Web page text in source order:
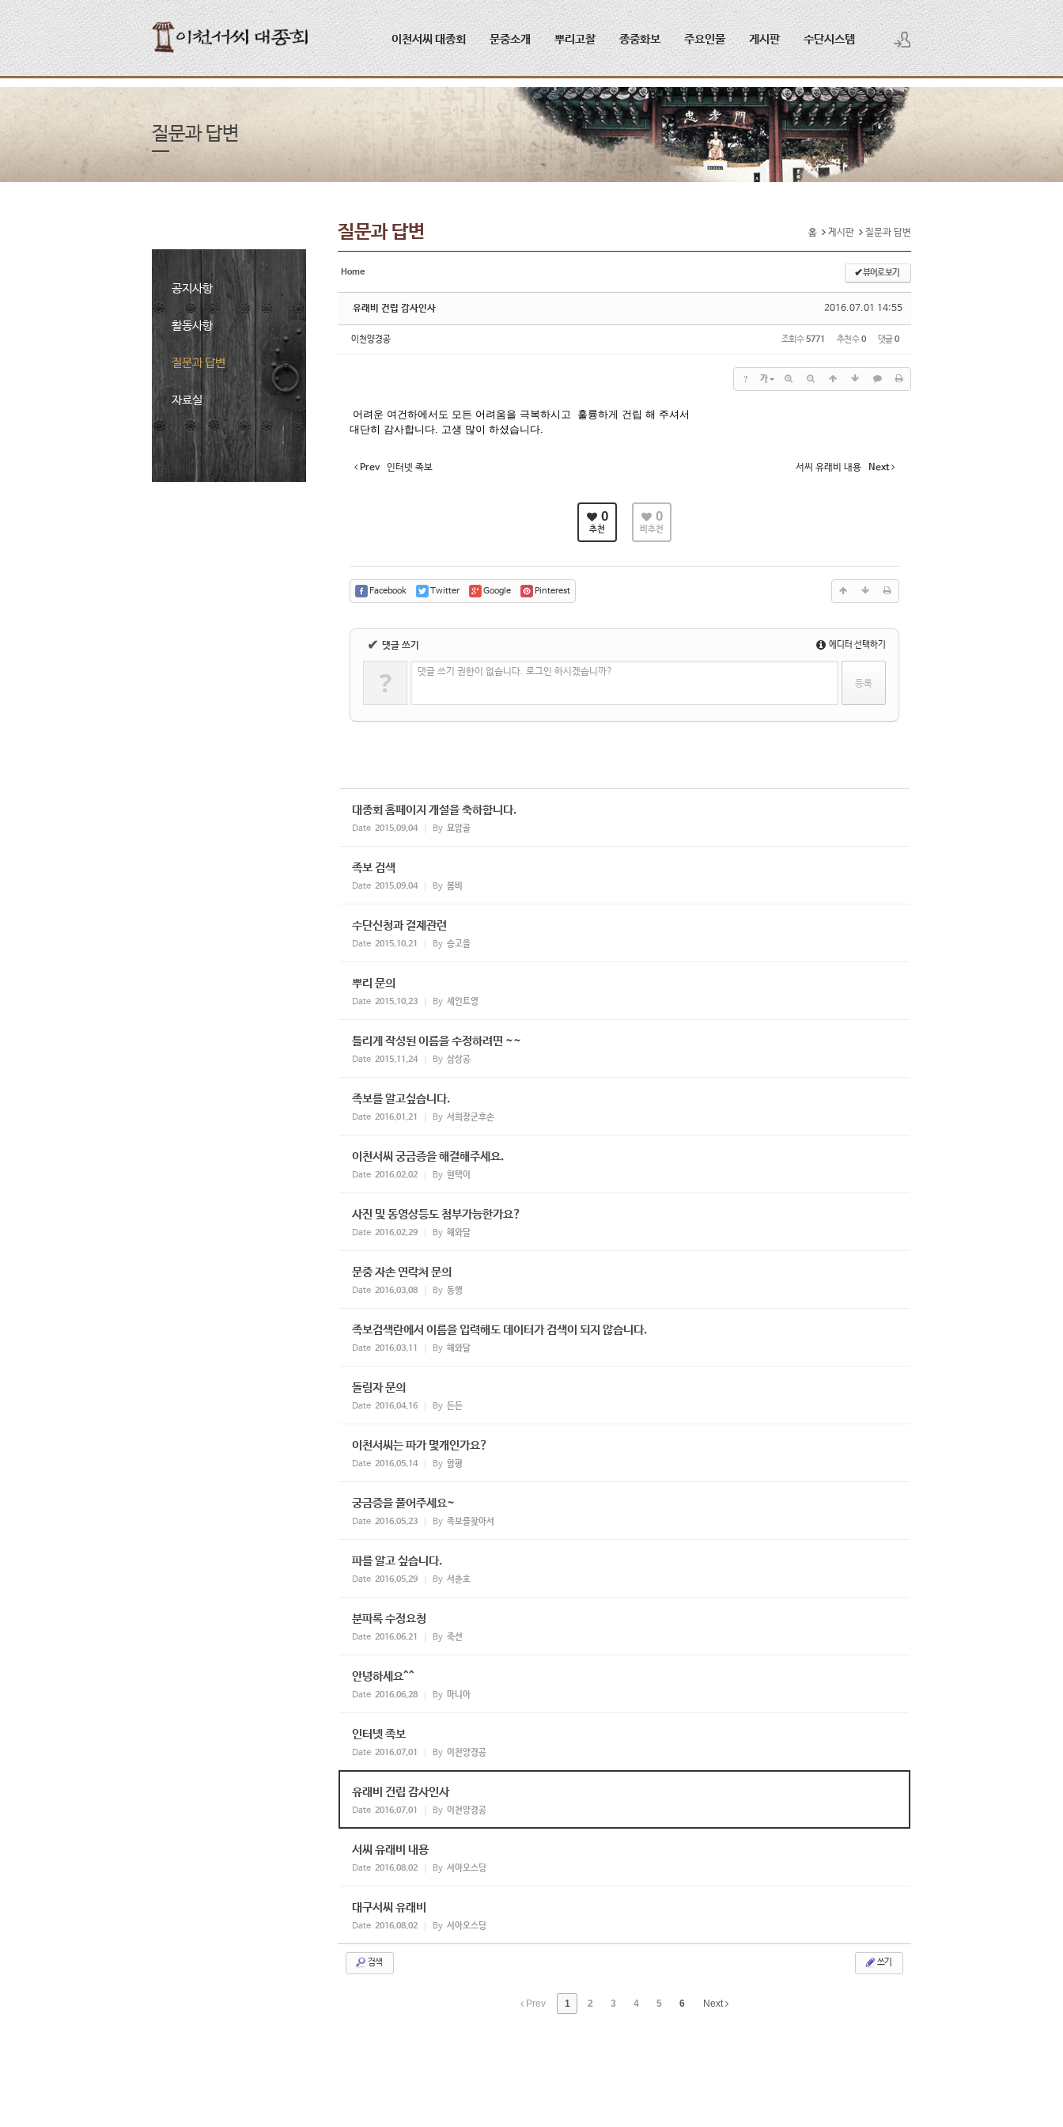
메뉴 건너뛰기
로그인
회원가입
이천서씨 대종회 문중소개 뿌리고찰 종중화보 주요인물 게시판 수단시스템
질문과 답변
공지사항
활동사항
질문과 답변
자료실
질문과 답변 홈 게시판 질문과 답변
Home ✔뷰어로 보기
2016.07.01 14:55
유래비 건립 감사인사
이천양경공 조회 수5771 추천 수0 댓글0
? 가
어려운 여건하에서도 모든 어려움을 극복하시고 훌륭하게 건립 해 주셔서
대단히 감사합니다. 고생 많이 하셨습니다.
Prev 인터넷 족보 서씨 유래비 내용 Next
0
추천
0
비추천
Facebook Twitter Google Pinterest
✔ 댓글 쓰기 에디터 선택하기
? 댓글 쓰기 권한이 없습니다. 로그인 하시겠습니까?
대종회 홈페이지 개설을 축하합니다.
Date 2015.09.04 By 묘암골
족보 검색
Date 2015.09.04 By 봄비
수단신청과 결제관련
Date 2015.10.21 By 승고을
뿌리 문의
Date 2015.10.23 By 세인트영
틀리게 작성된 이름을 수정하려면 ~~
Date 2015.11.24 By 삼상공
족보를 알고싶습니다.
Date 2016.01.21 By 서희장군후손
이천서씨 궁금증을 해결해주세요.
Date 2016.02.02 By 현택이
사진 및 동영상등도 첨부가능한가요?
Date 2016.02.29 By 해와달
문중 자손 연락처 문의
Date 2016.03.08 By 동행
족보검색란에서 이름을 입력해도 데이터가 검색이 되지 않습니다.
Date 2016.03.11 By 해와달
돌림자 문의
Date 2016.04.16 By 든든
이천서씨는 파가 몇개인가요?
Date 2016.05.14 By 함평
궁금증을 풀어주세요~
Date 2016.05.23 By 족보를찾아서
파를 알고 싶습니다.
Date 2016.05.29 By 서춘호
분파록 수정요청
Date 2016.06.21 By 죽선
안녕하세요^^
Date 2016.06.28 By 마니아
인터넷 족보
Date 2016.07.01 By 이천양경공
유래비 건립 감사인사
Date 2016.07.01 By 이천양경공
서씨 유래비 내용
Date 2016.08.02 By 서아오스딩
대구서씨 유래비
Date 2016.08.02 By 서아오스딩
검색 쓰기
Prev 1 2 3 4 5 6 Next